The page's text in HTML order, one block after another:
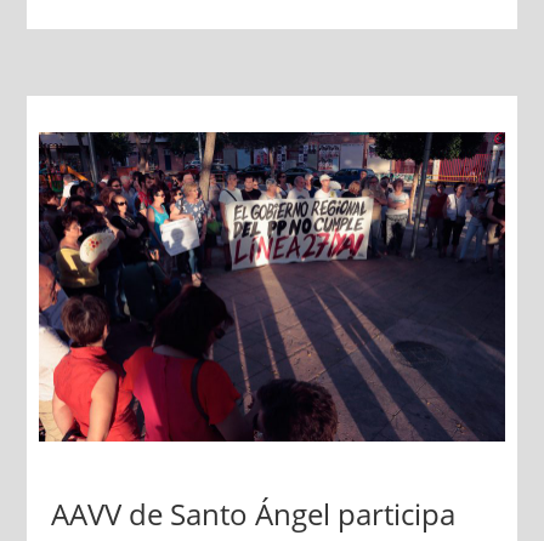
AAVV de Santo Ángel participa